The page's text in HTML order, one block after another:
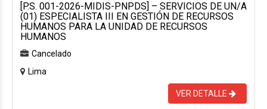
[P.S. 001-2026-MIDIS-PNPDS] – SERVICIOS DE UN/A
(01) ESPECIALISTA III EN GESTIÓN DE RECURSOS
HUMANOS PARA LA UNIDAD DE RECURSOS
HUMANOS
Cancelado
Lima
VER DETALLE